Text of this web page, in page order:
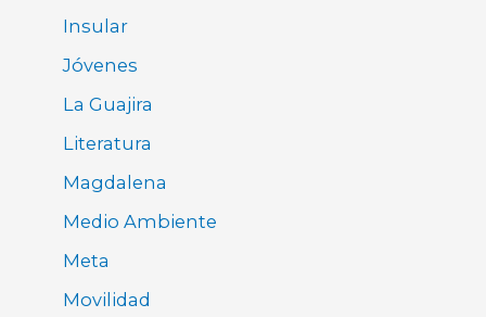
Insular
Jóvenes
La Guajira
Literatura
Magdalena
Medio Ambiente
Meta
Movilidad